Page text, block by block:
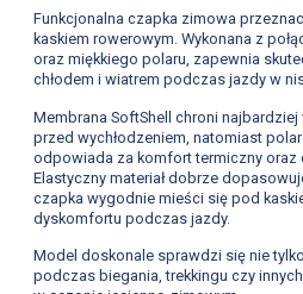
Funkcjonalna czapka zimowa
kaskiem rowerowym. Wykonana z
oraz miękkiego polaru, zapewnia
chłodem i wiatrem podczas jazdy w
Membrana SoftShell chroni najbardziej
przed wychłodzeniem, natomiast
odpowiada za komfort termiczny oraz
Elastyczny materiał dobrze
czapka wygodnie mieści się pod
dyskomfortu podczas jazdy.
Model doskonale sprawdzi się nie
podczas biegania, trekkingu czy